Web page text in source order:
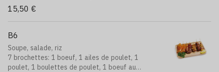
boulettes de poulet
15,50 €
B6
Soupe, salade, riz
7 brochettes: 1 boeuf, 1 ailes de poulet, 1
poulet, 1 boulettes de poulet, 1 boeuf au